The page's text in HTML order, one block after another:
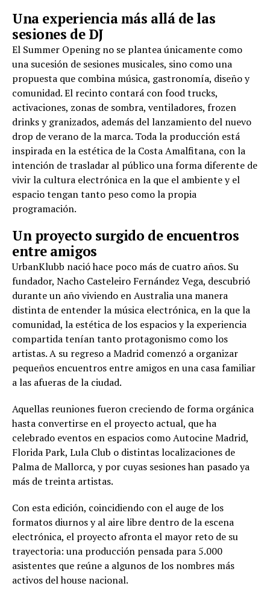
Una experiencia más allá de las
sesiones de DJ
El Summer Opening no se plantea únicamente como
una sucesión de sesiones musicales, sino como una
propuesta que combina música, gastronomía, diseño y
comunidad. El recinto contará con food trucks,
activaciones, zonas de sombra, ventiladores, frozen
drinks y granizados, además del lanzamiento del nuevo
drop de verano de la marca. Toda la producción está
inspirada en la estética de la Costa Amalfitana, con la
intención de trasladar al público una forma diferente de
vivir la cultura electrónica en la que el ambiente y el
espacio tengan tanto peso como la propia
programación.
Un proyecto surgido de encuentros
entre amigos
UrbanKlubb nació hace poco más de cuatro años. Su
fundador, Nacho Casteleiro Fernández Vega, descubrió
durante un año viviendo en Australia una manera
distinta de entender la música electrónica, en la que la
comunidad, la estética de los espacios y la experiencia
compartida tenían tanto protagonismo como los
artistas. A su regreso a Madrid comenzó a organizar
pequeños encuentros entre amigos en una casa familiar
a las afueras de la ciudad.
Aquellas reuniones fueron creciendo de forma orgánica
hasta convertirse en el proyecto actual, que ha
celebrado eventos en espacios como Autocine Madrid,
Florida Park, Lula Club o distintas localizaciones de
Palma de Mallorca, y por cuyas sesiones han pasado ya
más de treinta artistas.
Con esta edición, coincidiendo con el auge de los
formatos diurnos y al aire libre dentro de la escena
electrónica, el proyecto afronta el mayor reto de su
trayectoria: una producción pensada para 5.000
asistentes que reúne a algunos de los nombres más
activos del house nacional.